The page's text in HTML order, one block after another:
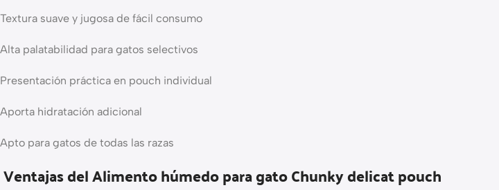
Textura suave y jugosa de fácil consumo
Alta palatabilidad para gatos selectivos
Presentación práctica en pouch individual
Aporta hidratación adicional
Apto para gatos de todas las razas
Ventajas del Alimento húmedo para gato Chunky delicat pouch